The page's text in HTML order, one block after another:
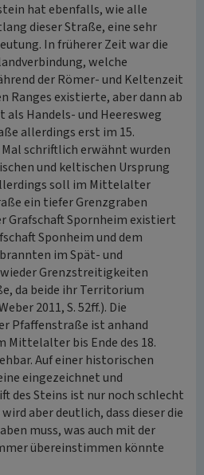
hat ebenfalls, wie alle
dieser Straße, eine sehr
In früherer Zeit war die
welche
der Römer- und Keltenzeit
Ranges existierte, aber dann ab
Handels- und Heeresweg
allerdings erst im 15.
schriftlich erwähnt wurden
und keltischen Ursprung
soll im Mittelalter
ein tiefer Grenzgraben
Grafschaft Spornheim existiert
Sponheim und dem
im Spät- und
Grenzstreitigkeiten
da beide ihr Territorium
2011, S. 52ff.). Die
Pfaffenstraße ist anhand
Mittelalter bis Ende des 18.
Auf einer historischen
eingezeichnet und
des Steins ist nur noch schlecht
aber deutlich, dass dieser die
muss, was auch mit der
übereinstimmen könnte